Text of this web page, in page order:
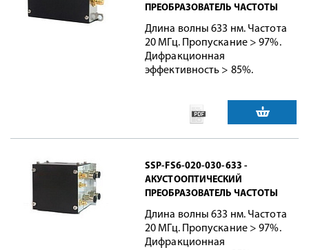
ПРЕОБРАЗОВАТЕЛЬ ЧАСТОТЫ
Длина волны 633 нм. Частота
20 МГц. Пропускание > 97%.
Дифракционная
эффективность > 85%.
SSP-FS6-020-030-633 -
АКУСТООПТИЧЕСКИЙ
ПРЕОБРАЗОВАТЕЛЬ ЧАСТОТЫ
Длина волны 633 нм. Частота
20 МГц. Пропускание > 97%.
Дифракционная